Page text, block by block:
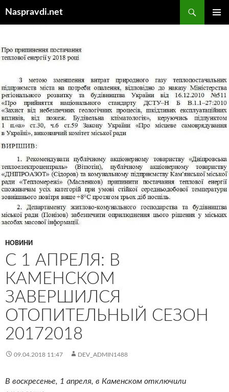
Naspravdi.net
НОВИНИ
С 1 АПРЕЛЯ: В
КАМЕНСКОМ
ЗАВЕРШИЛСЯ
ОТОПИТЕЛЬНЫЙ СЕЗОН
20172018
09.04.2018 11:47 DEV_ADMIN1488
В воскресенье, 1 апреля, в Каменском отключили